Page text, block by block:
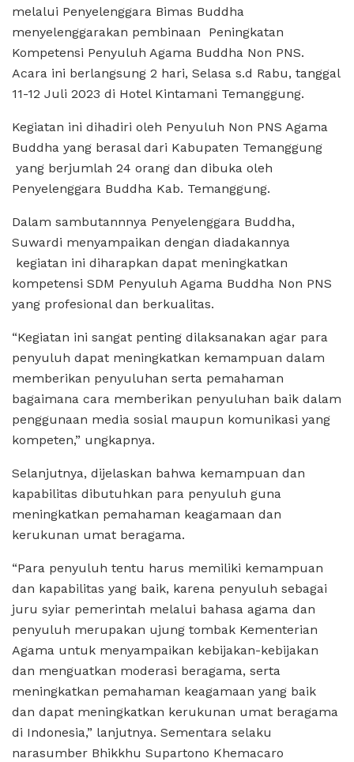
melalui Penyelenggara Bimas Buddha
menyelenggarakan pembinaan Peningkatan
Kompetensi Penyuluh Agama Buddha Non PNS.
Acara ini berlangsung 2 hari, Selasa s.d Rabu, tanggal
11-12 Juli 2023 di Hotel Kintamani Temanggung.
Kegiatan ini dihadiri oleh Penyuluh Non PNS Agama
Buddha yang berasal dari Kabupaten Temanggung
yang berjumlah 24 orang dan dibuka oleh
Penyelenggara Buddha Kab. Temanggung.
Dalam sambutannnya Penyelenggara Buddha,
Suwardi menyampaikan dengan diadakannya
kegiatan ini diharapkan dapat meningkatkan
kompetensi SDM Penyuluh Agama Buddha Non PNS
yang profesional dan berkualitas.
“Kegiatan ini sangat penting dilaksanakan agar para
penyuluh dapat meningkatkan kemampuan dalam
memberikan penyuluhan serta pemahaman
bagaimana cara memberikan penyuluhan baik dalam
penggunaan media sosial maupun komunikasi yang
kompeten,” ungkapnya.
Selanjutnya, dijelaskan bahwa kemampuan dan
kapabilitas dibutuhkan para penyuluh guna
meningkatkan pemahaman keagamaan dan
kerukunan umat beragama.
“Para penyuluh tentu harus memiliki kemampuan
dan kapabilitas yang baik, karena penyuluh sebagai
juru syiar pemerintah melalui bahasa agama dan
penyuluh merupakan ujung tombak Kementerian
Agama untuk menyampaikan kebijakan-kebijakan
dan menguatkan moderasi beragama, serta
meningkatkan pemahaman keagamaan yang baik
dan dapat meningkatkan kerukunan umat beragama
di Indonesia,” lanjutnya. Sementara selaku
narasumber Bhikkhu Supartono Khemacaro